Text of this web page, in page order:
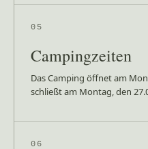
05
Campingzeiten
Das Camping öffnet am
schließt am Montag, den
06